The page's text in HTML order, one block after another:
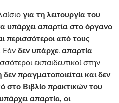
για τη λειτουργία του
υπάρχει απαρτία στο όργανο
περισσότεροι από τους
Εάν δεν υπάρχει απαρτία
εκπαιδευτικοί στην
πραγματοποιείται και δεν
στο Βιβλίο πρακτικών του
υπάρχει απαρτία, οι